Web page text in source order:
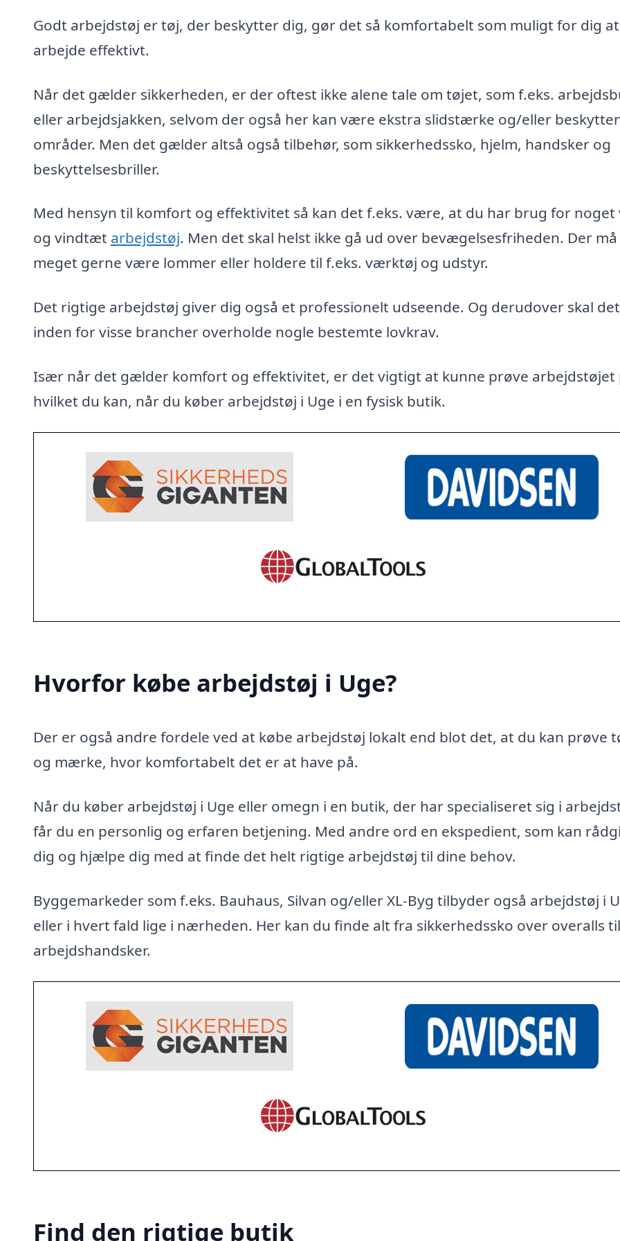
Godt arbejdstøj er tøj, der beskytter dig, gør det så komfortabelt som muligt for dig at
arbejde effektivt.
Når det gælder sikkerheden, er der oftest ikke alene tale om tøjet, som f.eks.
eller arbejdsjakken, selvom der også her kan være ekstra slidstærke og/eller
områder. Men det gælder altså også tilbehør, som sikkerhedssko, hjelm, handsker og
beskyttelsesbriller.
Med hensyn til komfort og effektivitet så kan det f.eks. være, at du har brug for noget
og vindtæt arbejdstøj. Men det skal helst ikke gå ud over bevægelsesfriheden. Der
meget gerne være lommer eller holdere til f.eks. værktøj og udstyr.
Det rigtige arbejdstøj giver dig også et professionelt udseende. Og derudover skal det
inden for visse brancher overholde nogle bestemte lovkrav.
Især når det gælder komfort og effektivitet, er det vigtigt at kunne prøve arbejdstøjet
hvilket du kan, når du køber arbejdstøj i Uge i en fysisk butik.
Hvorfor købe arbejdstøj i Uge?
Der er også andre fordele ved at købe arbejdstøj lokalt end blot det, at du kan prøve
og mærke, hvor komfortabelt det er at have på.
Når du køber arbejdstøj i Uge eller omegn i en butik, der har specialiseret sig i
får du en personlig og erfaren betjening. Med andre ord en ekspedient, som kan
dig og hjælpe dig med at finde det helt rigtige arbejdstøj til dine behov.
Byggemarkeder som f.eks. Bauhaus, Silvan og/eller XL-Byg tilbyder også arbejdstøj i
eller i hvert fald lige i nærheden. Her kan du finde alt fra sikkerhedssko over overalls til
arbejdshandsker.
Find den rigtige butik